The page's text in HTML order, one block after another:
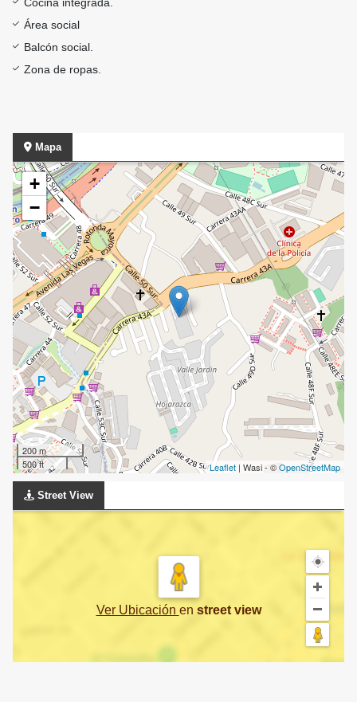
Área social
Balcón social.
Zona de ropas.
Mapa
+
−
200 m
500 ft
Leaflet | Wasi - ©OpenStreetMap
Street View
Ver Ubicación en street view